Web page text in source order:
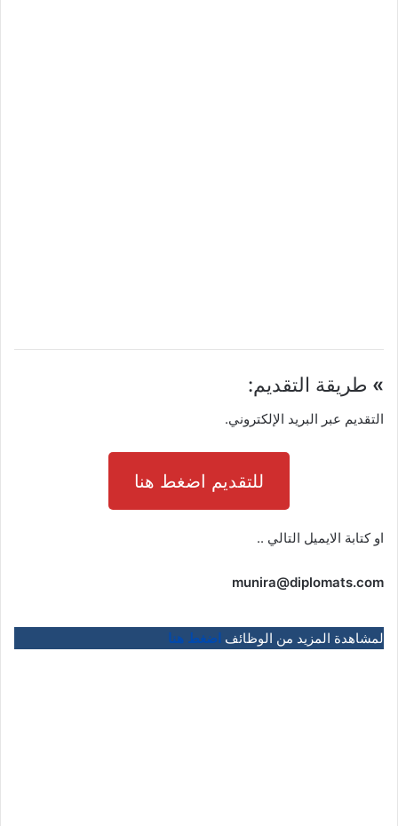
» طريقة التقديم:
التقديم عبر البريد الإلكتروني.
للتقديم اضغط هنا
او كتابة الايميل التالي ..
munira@diplomats.com
لمشاهدة المزيد من الوظائف اضغط هنا